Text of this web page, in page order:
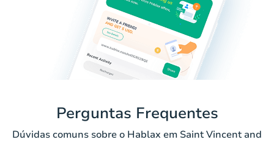
Perguntas Frequentes
Dúvidas comuns sobre o Hablax em Saint Vincent and